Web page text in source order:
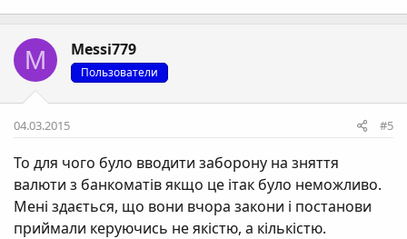
M Messi779
Пользователи
04.03.2015 #5
То для чого було вводити заборону на зняття
валюти з банкоматів якщо це ітак було неможливо.
Мені здається, що вони вчора закони і постанови
приймали керуючись не якістю, а кількістю.